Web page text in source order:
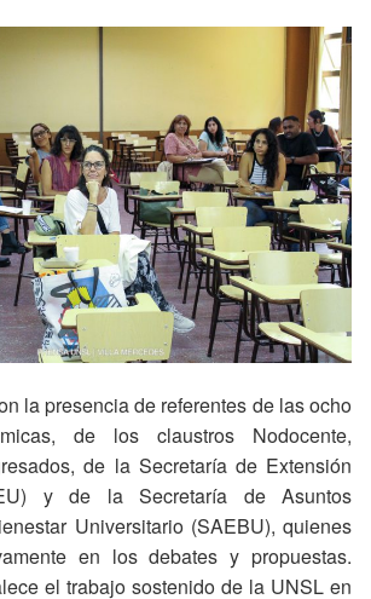
la presencia de referentes de las ocho
de los claustros Nodocente,
de la Secretaría de Extensión
y de la Secretaría de Asuntos
Universitario (SAEBU), quienes
en los debates y propuestas.
el trabajo sostenido de la UNSL en